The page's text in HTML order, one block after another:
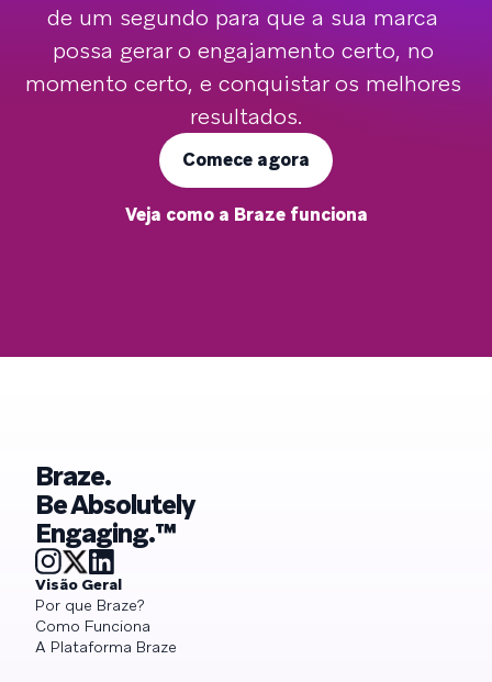
de um segundo para que a sua marca
possa gerar o engajamento certo, no
momento certo, e conquistar os melhores
resultados.
Comece agora
Veja como a Braze funciona
Braze.
Be Absolutely
Engaging.™
Visão Geral
Por que Braze?
Como Funciona
A Plataforma Braze